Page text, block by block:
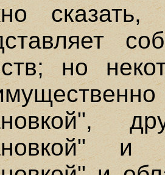
сказать,
но
и